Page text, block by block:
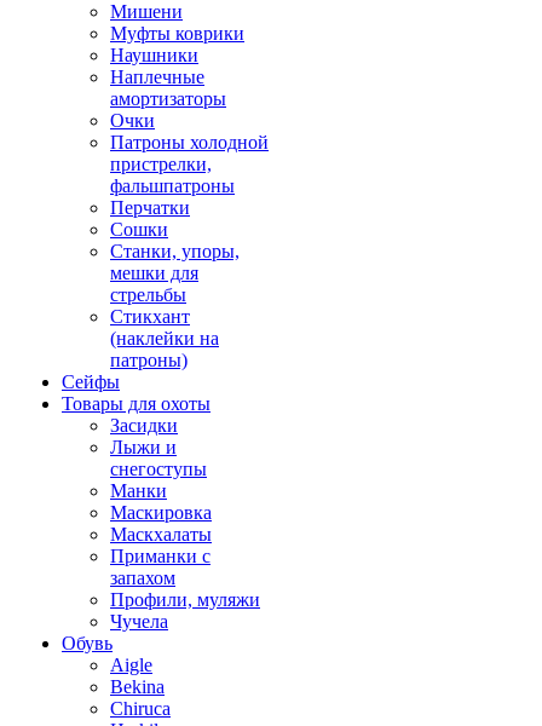
Мишени
Муфты коврики
Наушники
Наплечные
амортизаторы
Очки
Патроны холодной
пристрелки,
фальшпатроны
Перчатки
Сошки
Станки, упоры,
мешки для
стрельбы
Стикхант
(наклейки на
патроны)
Сейфы
Товары для охоты
Засидки
Лыжи и
снегоступы
Манки
Маскировка
Маскхалаты
Приманки с
запахом
Профили, муляжи
Чучела
Обувь
Aigle
Bekina
Chiruсa